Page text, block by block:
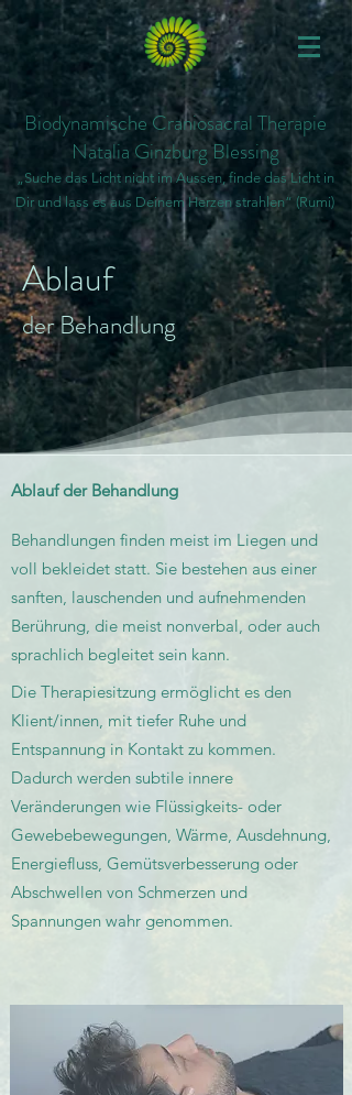
Biodynamische Craniosacral Therapie
Natalia Ginzburg Blessing
„Suche das Licht nicht im Aussen, finde das Licht in
Dir und l ass es aus Deinem Herzen strahlen“ (Rumi)
Ablauf
der Behandlung
Ablauf der Behandlung
Behandlungen finden meist im Liegen und
voll bekleidet statt. Sie bestehen aus einer
sanften, lauschenden und aufnehmenden
Berührung, die meist nonverbal, oder auch
sprachlich begleitet sein kann.
Die Therapiesitzung ermöglicht es den
Klient/innen, mit tiefer Ruhe und
Entspannung in Kontakt zu kommen.
Dadurch werden subtile innere
Veränderungen wie Flüssigkeits- oder
Gewebebewegungen, Wärme, Ausdehnung,
Energiefluss, Gemütsverbesserung oder
Abschwellen von Schmerzen und
Spannungen wahr genommen.